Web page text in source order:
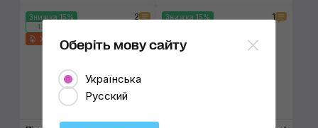
Знижка 15%
133:21:46
Хіт!
2 Знижка 15% 1
Оберіть мову сайту
Українська
Русский